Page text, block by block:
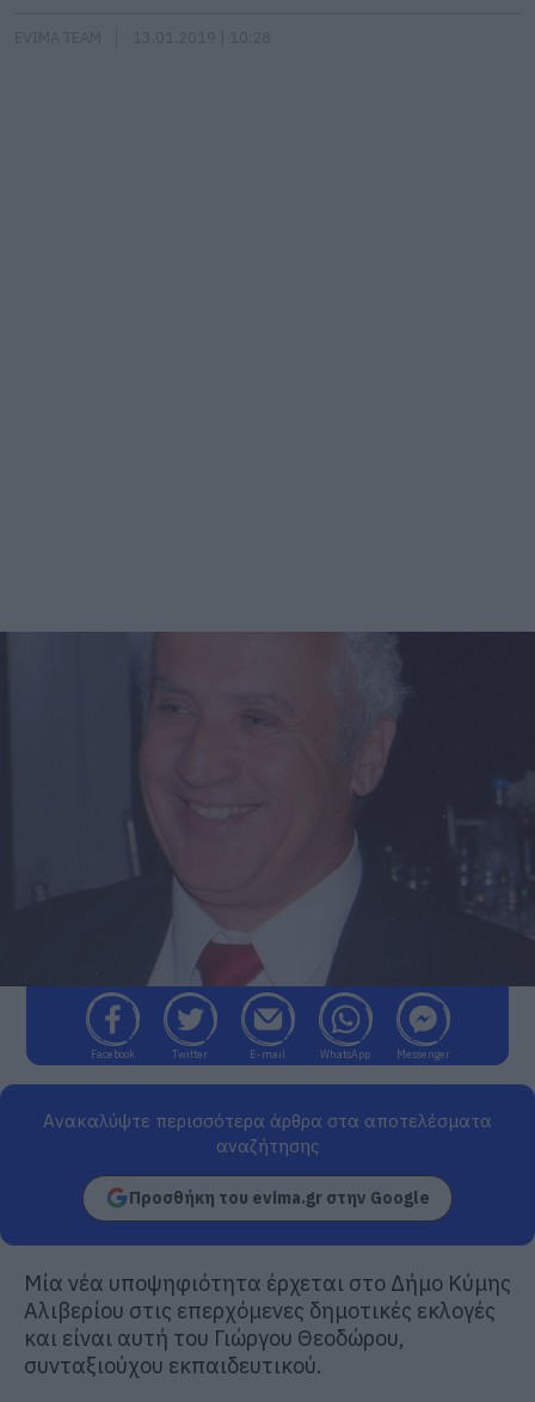
Facebook Twitter E-mail WhatsApp Messenger
Ανακαλύψτε περισσότερα άρθρα στα αποτελέσματα
αναζήτησης
Προσθήκη του evima.gr στην Google
Μία νέα υποψηφιότητα έρχεται στο Δήμο Κύμης
Αλιβερίου στις επερχόμενες δημοτικές εκλογές
και είναι αυτή του Γιώργου Θεοδώρου,
συνταξιούχου εκπαιδευτικού.